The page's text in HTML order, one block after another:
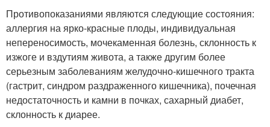
Противопоказаниями являются следующие состояния:
аллергия на ярко-красные плоды, индивидуальная
непереносимость, мочекаменная болезнь, склонность к
изжоге и вздутиям живота, а также другим более
серьезным заболеваниям желудочно-кишечного тракта
(гастрит, синдром раздраженного кишечника), почечная
недостаточность и камни в почках, сахарный диабет,
склонность к диарее.